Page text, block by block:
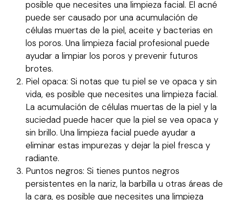
posible que necesites una limpieza facial. El acné
puede ser causado por una acumulación de
células muertas de la piel, aceite y bacterias en
los poros. Una limpieza facial profesional puede
ayudar a limpiar los poros y prevenir futuros
brotes.
Piel opaca: Si notas que tu piel se ve opaca y sin
vida, es posible que necesites una limpieza facial.
La acumulación de células muertas de la piel y la
suciedad puede hacer que la piel se vea opaca y
sin brillo. Una limpieza facial puede ayudar a
eliminar estas impurezas y dejar la piel fresca y
radiante.
Puntos negros: Si tienes puntos negros
persistentes en la nariz, la barbilla u otras áreas de
la cara, es posible que necesites una limpieza